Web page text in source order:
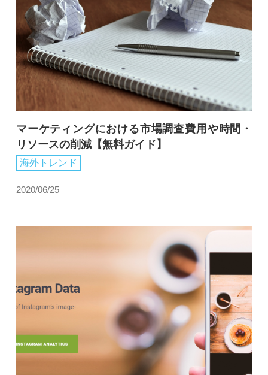
マーケティングにおける市場調査費用や時間・
リソースの削減【無料ガイド】
海外トレンド
2020/06/25